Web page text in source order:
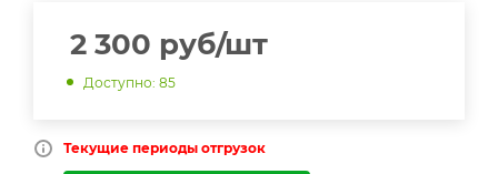
2 300 руб/шт
Доступно: 85
Текущие периоды отгрузок